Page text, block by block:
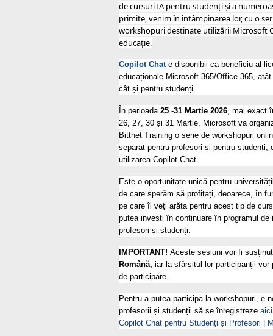
de cursuri IA pentru studenți și a
primite, venim în întâmpinarea lor, cu o
workshopuri destinate utilizării Microsoft
educație.
Copilot Chat e disponibil ca beneficiu al
educaționale Microsoft 365/Office 365,
cât și pentru studenți.
În perioada 25 -31 Martie 2026, mai exact
26, 27, 30 și 31 Martie, Microsoft va
Bittnet Training o serie de workshopuri
separat pentru profesori și pentru studenți,
utilizarea Copilot Chat.
Este o oportunitate unică pentru
de care sperăm să profitați, deoarece, în
pe care îl veți arăta pentru acest tip de
putea investi în continuare în programul de
profesori și studenți.
IMPORTANT! Aceste sesiuni vor fi
Română, iar la sfârșitul lor participanții vor
de participare.
Pentru a putea participa la workshopuri, e
profesorii și studenții să se înregistreze aici
Copilot Chat pentru Studenți și Profesori |